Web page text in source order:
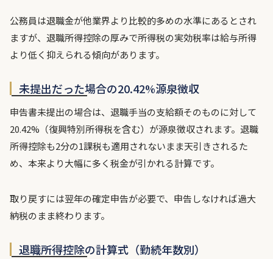
公務員は退職金が他業界より比較的多めの水準にあるとされ
ますが、退職所得控除の厚みで所得税の実効税率は給与所得
より低く抑えられる傾向があります。
未提出だった場合の20.42%源泉徴収
申告書未提出の場合は、退職手当の支給額そのものに対して
20.42%（復興特別所得税を含む）が源泉徴収されます。退職
所得控除も2分の1課税も適用されないまま天引きされるた
め、本来より大幅に多く税金が引かれる計算です。
取り戻すには翌年の確定申告が必要で、申告しなければ過大
納税のまま終わります。
退職所得控除の計算式（勤続年数別）